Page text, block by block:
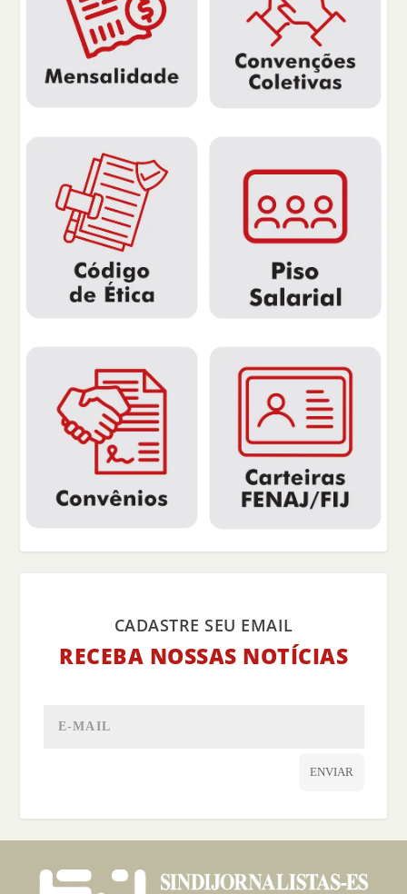
CADASTRE SEU EMAIL
RECEBA NOSSAS NOTÍCIAS
ENVIAR